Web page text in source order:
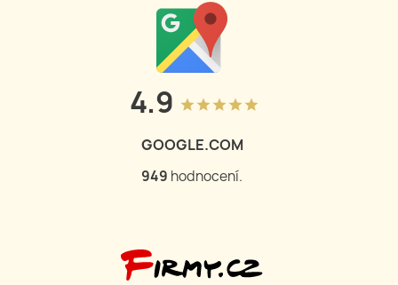
4.9 grade grade grade grade grade
GOOGLE.COM
950 hodnocení.